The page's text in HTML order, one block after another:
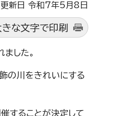
新日 令和7年5月8日
きな文字で印刷
した。
の川をきれいにする
することが決定して